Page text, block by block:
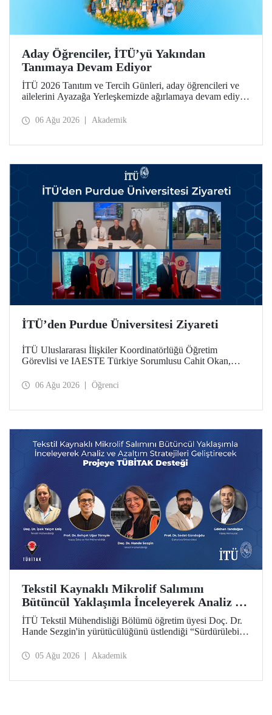
Aday Öğrenciler, İTÜ’yü Yakından
Tanımaya Devam Ediyor
İTÜ 2026 Tanıtım ve Tercih Günleri, aday öğrencileri ve
ailelerini Ayazağa Yerleşkemizde ağırlamaya devam ediyor.
ilgili fakülte ve birimler adaylara bilgi vermeye devam
06 Ağu 2026 Akademik
İTÜ’den Purdue Üniversitesi Ziyareti
İTÜ Uluslararası İlişkiler Koordinatörlüğü Öğretim
Görevlisi ve IAESTE Türkiye Sorumlusu Cahit Okan,
Temmuz tarihlerinde ABD’de dünyanın önde gelen
06 Ağu 2026 Öğrenci
Tekstil Kaynaklı Mikrolif Salımını
Bütüncül Yaklaşımla İnceleyerek Analiz ve
Azaltım Stratejileri Geliştirecek Projeye
TÜBİTAK Desteği
İTÜ Tekstil Mühendisliği Bölümü öğretim üyesi Doç. Dr.
Hande Sezgin'in yürütücülüğünü üstlendiği “Sürdürülebilir
Koşullarına Bağlı Mikrolif Salımı: Aşınma, UV Maruziyeti
05 Ağu 2026 Akademik